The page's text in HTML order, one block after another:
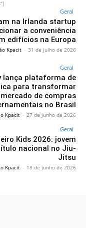
Geral
na Irlanda startup
a conveniência
edifícios na Europa
Kpacit - 31 de julho de 2026
Geral
lança plataforma de
para transformar
de compras
no Brasil
Kpacit - 27 de junho de 2026
Geral
Kids 2026: jovem
nacional no Jiu-
Jitsu
Kpacit - 18 de junho de 2026